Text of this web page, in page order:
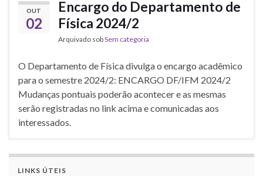
OUT
02
Encargo do Departamento de
Física 2024/2
Arquivado sobSem categoria
O Departamento de Física divulga o encargo acadêmico
para o semestre 2024/2: ENCARGO DF/IFM 2024/2
Mudanças pontuais poderão acontecer e as mesmas
serão registradas no link acima e comunicadas aos
interessados.
LINKS ÚTEIS